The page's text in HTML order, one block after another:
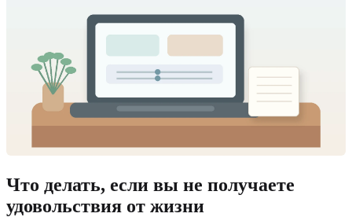
Что делать, если вы не получаете
удовольствия от жизни